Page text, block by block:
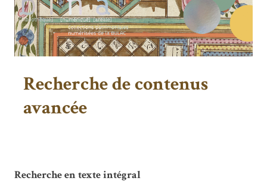
Recherche de contenus
avancée
Recherche en texte intégral